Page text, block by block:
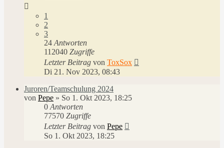
1
2
3
24 Antworten
112040 Zugriffe
Letzter Beitrag von ToxSox
Di 21. Nov 2023, 08:43
Juroren/Teamschulung 2024
von Pepe » So 1. Okt 2023, 18:25
0 Antworten
77570 Zugriffe
Letzter Beitrag von Pepe
So 1. Okt 2023, 18:25